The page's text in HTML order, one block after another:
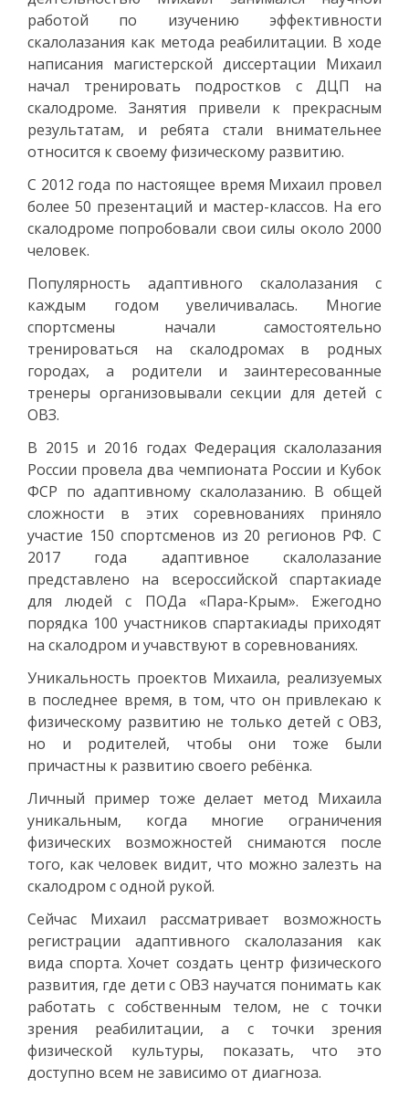
работой по изучению эффективности
скалолазания как метода реабилитации. В ходе
написания магистерской диссертации Михаил
начал тренировать подростков с ДЦП на
скалодроме. Занятия привели к прекрасным
результатам, и ребята стали внимательнее
относится к своему физическому развитию.
С 2012 года по настоящее время Михаил провел
более 50 презентаций и мастер-классов. На его
скалодроме попробовали свои силы около 2000
человек.
Популярность адаптивного скалолазания с
каждым годом увеличивалась. Многие
спортсмены начали самостоятельно
тренироваться на скалодромах в родных
городах, а родители и заинтересованные
тренеры организовывали секции для детей с
ОВЗ.
В 2015 и 2016 годах Федерация скалолазания
России провела два чемпионата России и Кубок
ФСР по адаптивному скалолазанию. В общей
сложности в этих соревнованиях приняло
участие 150 спортсменов из 20 регионов РФ. С
2017 года адаптивное скалолазание
представлено на всероссийской спартакиаде
для людей с ПОДа «Пара-Крым». Ежегодно
порядка 100 участников спартакиады приходят
на скалодром и учавствуют в соревнованиях.
Уникальность проектов Михаила, реализуемых
в последнее время, в том, что он привлекаю к
физическому развитию не только детей с ОВЗ,
но и родителей, чтобы они тоже были
причастны к развитию своего ребёнка.
Личный пример тоже делает метод Михаила
уникальным, когда многие ограничения
физических возможностей снимаются после
того, как человек видит, что можно залезть на
скалодром с одной рукой.
Сейчас Михаил рассматривает возможность
регистрации адаптивного скалолазания как
вида спорта. Хочет создать центр физического
развития, где дети с ОВЗ научатся понимать как
работать с собственным телом, не с точки
зрения реабилитации, а с точки зрения
физической культуры, показать, что это
доступно всем не зависимо от диагноза.